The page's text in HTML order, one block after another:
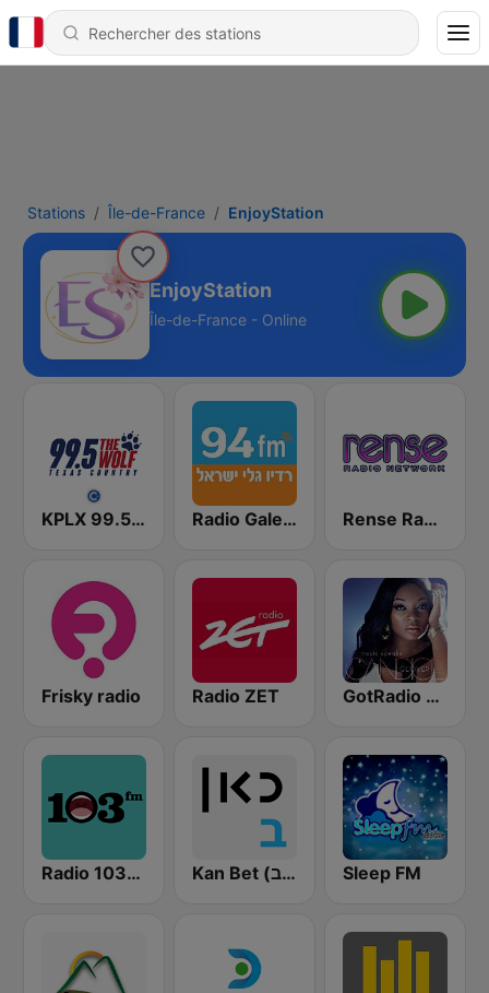
Stations Île-de-France EnjoyStation
EnjoyStation
Île-de-France - Online
KPLX 99.5 The Wolf FM Radio Galey Israel (רדיו גלי ישראל) Rense Radio Network
Frisky radio Radio ZET GotRadio - Urban Lounge
Radio 103FM Kan Bet (כאן ב' / רשת ב') Sleep FM